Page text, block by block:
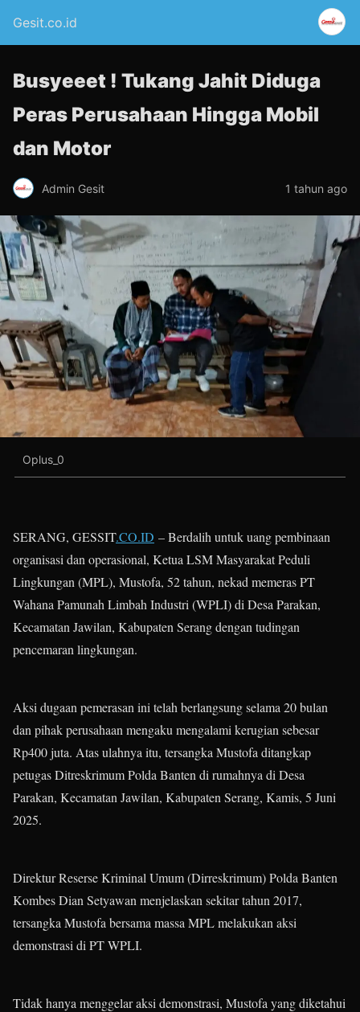
Gesit.co.id
Busyeeet ! Tukang Jahit Diduga
Peras Perusahaan Hingga Mobil
dan Motor
Admin Gesit 1 tahun ago
Oplus_0
SERANG, GESSIT.CO.ID – Berdalih untuk uang pembinaan
organisasi dan operasional, Ketua LSM Masyarakat Peduli
Lingkungan (MPL), Mustofa, 52 tahun, nekad memeras PT
Wahana Pamunah Limbah Industri (WPLI) di Desa Parakan,
Kecamatan Jawilan, Kabupaten Serang dengan tudingan
pencemaran lingkungan.
Aksi dugaan pemerasan ini telah berlangsung selama 20 bulan
dan pihak perusahaan mengaku mengalami kerugian sebesar
Rp400 juta. Atas ulahnya itu, tersangka Mustofa ditangkap
petugas Ditreskrimum Polda Banten di rumahnya di Desa
Parakan, Kecamatan Jawilan, Kabupaten Serang, Kamis, 5 Juni
2025.
Direktur Reserse Kriminal Umum (Dirreskrimum) Polda Banten
Kombes Dian Setyawan menjelaskan sekitar tahun 2017,
tersangka Mustofa bersama massa MPL melakukan aksi
demonstrasi di PT WPLI.
Tidak hanya menggelar aksi demonstrasi, Mustofa yang diketahui